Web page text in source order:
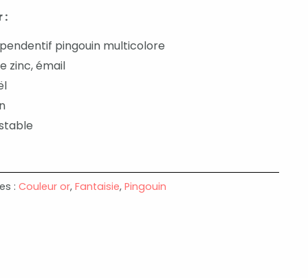
:
pingouin multicolore
zinc, émail
: Couleur or, Fantaisie, Pingouin